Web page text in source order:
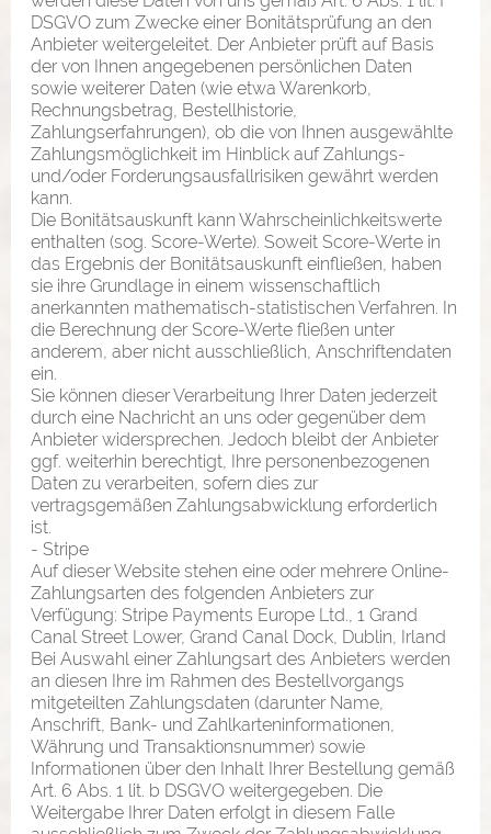
DSGVO zum Zwecke einer Bonitätsprüfung an den
Anbieter weitergeleitet. Der Anbieter prüft auf Basis
der von Ihnen angegebenen persönlichen Daten
sowie weiterer Daten (wie etwa Warenkorb,
Rechnungsbetrag, Bestellhistorie,
Zahlungserfahrungen), ob die von Ihnen ausgewählte
Zahlungsmöglichkeit im Hinblick auf Zahlungs-
und/oder Forderungsausfallrisiken gewährt werden
kann.
Die Bonitätsauskunft kann Wahrscheinlichkeitswerte
enthalten (sog. Score-Werte). Soweit Score-Werte in
das Ergebnis der Bonitätsauskunft einfließen, haben
sie ihre Grundlage in einem wissenschaftlich
anerkannten mathematisch-statistischen Verfahren. In
die Berechnung der Score-Werte fließen unter
anderem, aber nicht ausschließlich, Anschriftendaten
ein.
Sie können dieser Verarbeitung Ihrer Daten jederzeit
durch eine Nachricht an uns oder gegenüber dem
Anbieter widersprechen. Jedoch bleibt der Anbieter
ggf. weiterhin berechtigt, Ihre personenbezogenen
Daten zu verarbeiten, sofern dies zur
vertragsgemäßen Zahlungsabwicklung erforderlich
ist.
- Stripe
Auf dieser Website stehen eine oder mehrere Online-
Zahlungsarten des folgenden Anbieters zur
Verfügung: Stripe Payments Europe Ltd., 1 Grand
Canal Street Lower, Grand Canal Dock, Dublin, Irland
Bei Auswahl einer Zahlungsart des Anbieters werden
an diesen Ihre im Rahmen des Bestellvorgangs
mitgeteilten Zahlungsdaten (darunter Name,
Anschrift, Bank- und Zahlkarteninformationen,
Währung und Transaktionsnummer) sowie
Informationen über den Inhalt Ihrer Bestellung gemäß
Art. 6 Abs. 1 lit. b DSGVO weitergegeben. Die
Weitergabe Ihrer Daten erfolgt in diesem Falle